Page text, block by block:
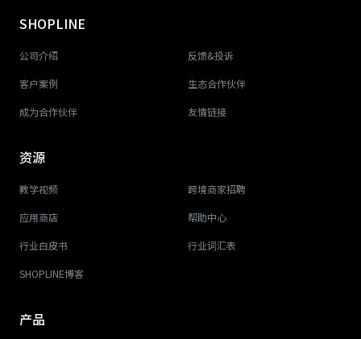
SHOPLINE
公司介绍 反馈&投诉
客户案例 生态合作伙伴
成为合作伙伴 友情链接
资源
教学视频 跨境商家招聘
应用商店 帮助中心
行业白皮书 行业词汇表
SHOPLINE博客
产品